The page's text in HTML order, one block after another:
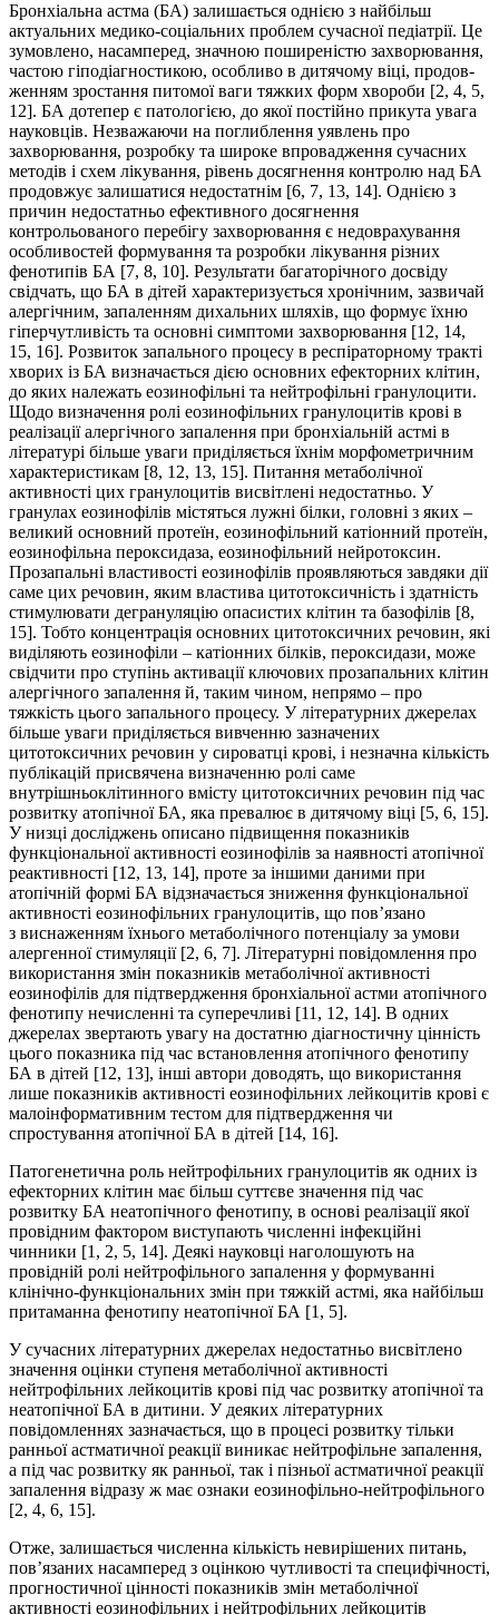
Бронхіальна астма (БА) залишається однією з найбільш
актуальних медико-соціальних проблем сучасної педіатрії. Це
зумовлено, насамперед, значною поширеністю захворювання,
частою гіподіагностикою, особливо в дитячому віці, продов­
женням зростання питомої ваги тяжких форм хвороби [2, 4, 5,
12]. БА дотепер є патологією, до якої постійно прикута увага
науковців. Незважаючи на поглиблення уявлень про
захворювання, розробку та широке впровад­ження сучасних
методів і схем лікування, рівень досягнення контролю над БА
продовжує залишатися недостатнім [6, 7, 13, 14]. Однією з
причин недостатньо ефективного досягнення
контрольованого перебігу захворювання є недоврахування
особливостей формування та розробки лікування різних
фенотипів БА [7, 8, 10]. Результати багаторічного досвіду
свідчать, що БА в дітей характеризується хронічним, зазвичай
алергічним, запаленням дихальних шляхів, що формує їхню
гіперчутливість та основні симптоми захворювання [12, 14,
15, 16]. Розвиток запального процесу в респіраторному тракті
хворих із БА визначається дією основних ефекторних клітин,
до яких належать еозинофільні та нейтрофільні гранулоцити.
Щодо визначення ролі еозинофільних гранулоцитів крові в
реалізації алергічного запалення при бронхіальній астмі в
літературі більше уваги приділяється їхнім морфометричним
характеристикам [8, 12, 13, 15]. Питання метаболічної
активності цих гранулоцитів висвітлені недостатньо. У
гранулах еозинофілів містяться лужні білки, головні з яких –
великий основний протеїн, еозинофільний катіонний протеїн,
еозинофільна пероксидаза, еозинофільний нейро­токсин.
Прозапальні властивості еозинофілів проявляються завдяки дії
саме цих речовин, яким властива цитотоксичність і здатність
стимулювати дегрануляцію опасистих клітин та базофілів [8,
15]. Тобто концентрація основних цитотоксичних речовин, які
виділяють еозинофіли – катіонних білків, пероксидази, може
свідчити про ступінь активації ключових прозапальних клітин
алергічного запалення й, таким чином, непрямо – про
тяжкість цього запального процесу. У літературних джерелах
більше уваги приділяється вивченню зазначених
цитотоксичних речовин у сироватці крові, і незначна кількість
публікацій присвячена визначенню ролі саме
внутрішньоклітинного вмісту цитотоксичних речовин під час
розвитку атопічної БА, яка превалює в дитячому віці [5, 6, 15].
У низці досліджень описано підвищення показників
функціональної активності еози­нофілів за наявності атопічної
реактивності [12, 13, 14], проте за іншими даними при
атопічній формі БА відзначається зниження функціональної
активності еози­нофільних гранулоцитів, що пов’язано
з виснаженням їхнього метаболічного потенціалу за умови
алергенної стимуляції [2, 6, 7]. Літературні повідомлення про
використання змін показників метаболічної активності
еозинофілів для підтвердження бронхіальної астми атопічного
фенотипу нечисленні та суперечливі [11, 12, 14]. В одних
джерелах звертають увагу на достатню діагностичну цінність
цього показника під час встановлення атопічного фенотипу
БА в дітей [12, 13], інші автори доводять, що використання
лише показників активності еозинофільних лейкоцитів крові є
малоінформативним тестом для підтвердження чи
спростування атопічної БА в дітей [14, 16].
Патогенетична роль нейтрофільних гранулоцитів як одних із
ефекторних клітин має більш суттєве значення під час
розвитку БА неатопічного фенотипу, в основі реалізації якої
провідним фактором виступають численні інфекційні
чинники [1, 2, 5, 14]. Деякі науковці наголошують на
провідній ролі нейтрофільного запалення у формуванні
клінічно-функціональних змін при тяжкій астмі, яка найбільш
притаманна фенотипу неатопічної БА [1, 5].
У сучасних літературних джерелах недостатньо висвітлено
значення оцінки ступеня метаболічної активності
нейтрофільних лейкоцитів крові під час розвитку атопічної та
неатопічної БА в дитини. У деяких літературних
повідомленнях зазначається, що в процесі розвитку тільки
ранньої астматичної реакції виникає нейтрофільне запалення,
а під час розвитку як ранньої, так і пізньої астматичної реакції
запалення відразу ж має ознаки еозинофільно-нейтрофільного
[2, 4, 6, 15].
Отже, залишається численна кількість невирішених питань,
пов’язаних насамперед з оцінкою чутливості та специфічності,
прогностичної цінності показників змін метаболічної
активності еозинофільних і нейтрофільних лейкоцитів